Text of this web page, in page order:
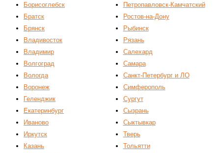
Борисоглебск
Братск
Брянск
Владивосток
Владимир
Волгоград
Вологда
Воронеж
Геленджик
Екатеринбург
Иваново
Иркутск
Казань
Петропавловск-Камчатский
Ростов-на-Дону
Рыбинск
Рязань
Салехард
Самара
Санкт-Петербург и ЛО
Симферополь
Сургут
Сызрань
Сыктывкар
Тверь
Тольятти